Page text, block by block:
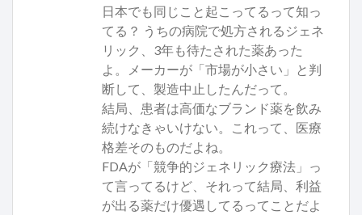
日本でも同じこと起こってるって知っ
てる？ うちの病院で処方されるジェネ
リック、3年も待たされた薬あった
よ。メーカーが「市場が小さい」と判
断して、製造中止したんだって。
結局、患者は高価なブランド薬を飲み
続けなきゃいけない。これって、医療
格差そのものだよね。
FDAが「競争的ジェネリック療法」っ
て言ってるけど、それって結局、利益
が出る薬だけ優遇してるってことだよ